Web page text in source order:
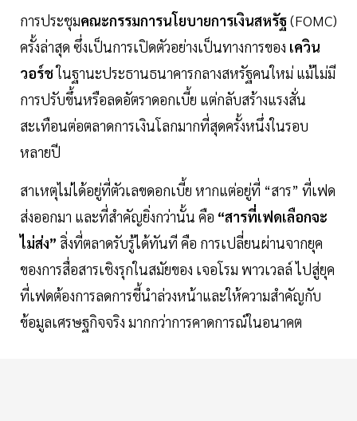
การประชุมคณะกรรมการนโยบายการเงินสหรัฐ(FOMC)
ครั้งล่าสุด ซึ่งเป็นการเปิดตัวอย่างเป็นทางการของ เควิน
วอร์ชในฐานะประธานธนาคารกลางสหรัฐคนใหม่ แม้ไม่มี
การปรับขึ้นหรือลดอัตราดอกเบี้ย แต่กลับสร้างแรงสั่น
สะเทือนต่อตลาดการเงินโลกมากที่สุดครั้งหนึ่งในรอบ
หลายปี
สาเหตุไม่ได้อยู่ที่ตัวเลขดอกเบี้ย หากแต่อยู่ที่ “สาร” ที่เฟด
ส่งออกมา และที่สำคัญยิ่งกว่านั้น คือ “สารที่เฟดเลือกจะ
ไม่ส่ง” สิ่งที่ตลาดรับรู้ได้ทันที คือ การเปลี่ยนผ่านจากยุค
ของการสื่อสารเชิงรุกในสมัยของ เจอโรม พาวเวลล์ ไปสู่ยุค
ที่เฟดต้องการลดการชี้นำล่วงหน้าและให้ความสำคัญกับ
ข้อมูลเศรษฐกิจจริง มากกว่าการคาดการณ์ในอนาคต